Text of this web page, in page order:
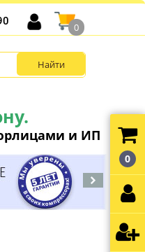
и ИП
0
0